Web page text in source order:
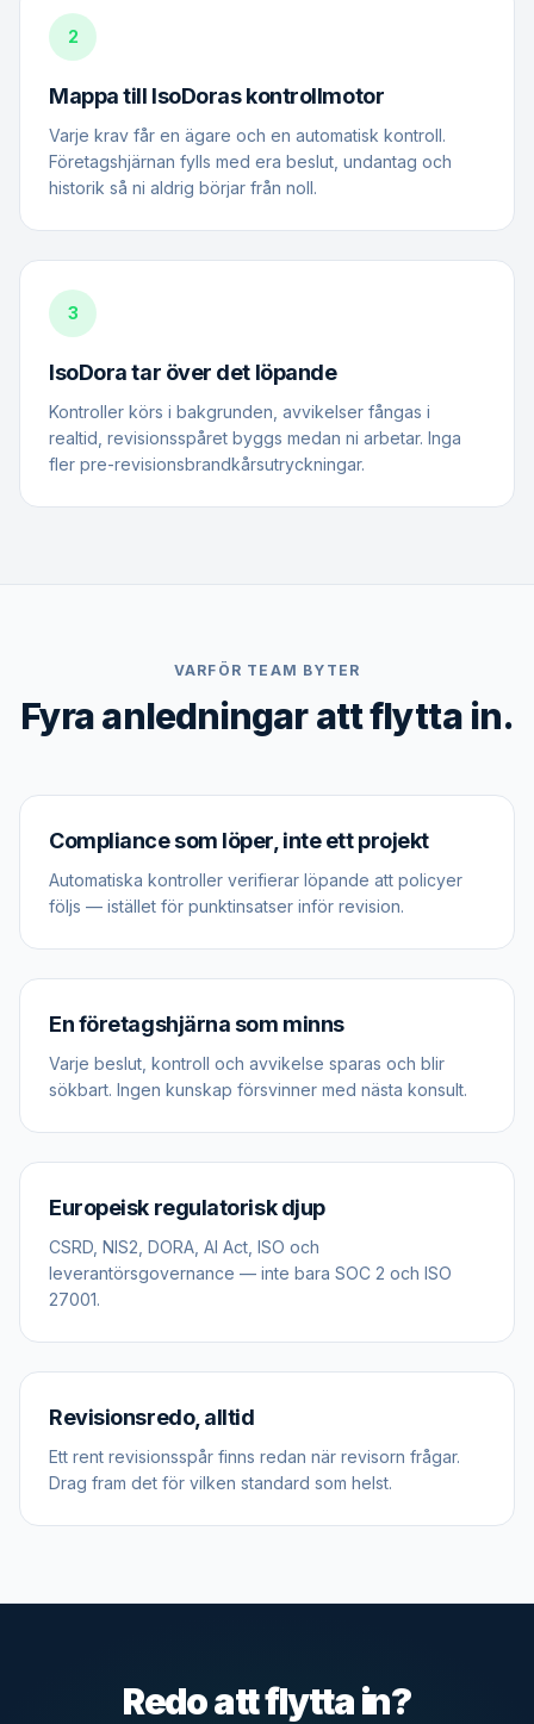
2
Mappa till IsoDoras kontrollmotor
Varje krav får en ägare och en automatisk kontroll.
Företagshjärnan fylls med era beslut, undantag och
historik så ni aldrig börjar från noll.
3
IsoDora tar över det löpande
Kontroller körs i bakgrunden, avvikelser fångas i
realtid, revisionsspåret byggs medan ni arbetar. Inga
fler pre-revisionsbrandkårsutryckningar.
VARFÖR TEAM BYTER
Fyra anledningar att flytta in.
Compliance som löper, inte ett projekt
Automatiska kontroller verifierar löpande att policyer
följs — istället för punktinsatser inför revision.
En företagshjärna som minns
Varje beslut, kontroll och avvikelse sparas och blir
sökbart. Ingen kunskap försvinner med nästa konsult.
Europeisk regulatorisk djup
CSRD, NIS2, DORA, AI Act, ISO och
leverantörsgovernance — inte bara SOC 2 och ISO
27001.
Revisionsredo, alltid
Ett rent revisionsspår finns redan när revisorn frågar.
Drag fram det för vilken standard som helst.
Redo att flytta in?